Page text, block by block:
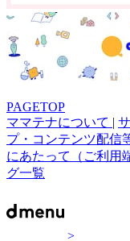
PAGETOP
ママテナについて |
プ・コンテンツ配信
にあたって（ご利用
グ一覧
>